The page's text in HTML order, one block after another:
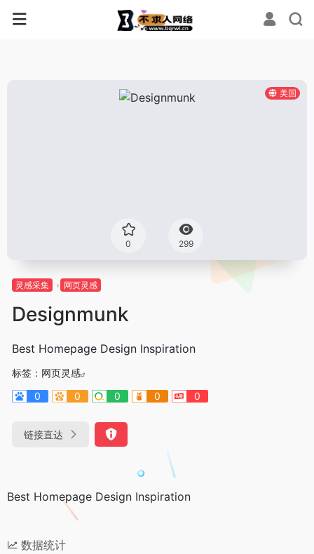
美国
0 299
灵感采集 网页灵感
Designmunk
Best Homepage Design Inspiration
标签： 网页灵感
0
0 0 0 0
链接直达
Best Homepage Design Inspiration
数据统计